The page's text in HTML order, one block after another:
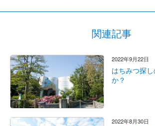
関連記事
2022年9月22日
はちみつ探
か？
2022年8月30日